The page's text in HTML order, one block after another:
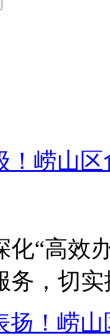
！崂山
高效办
务，切
扬！崂